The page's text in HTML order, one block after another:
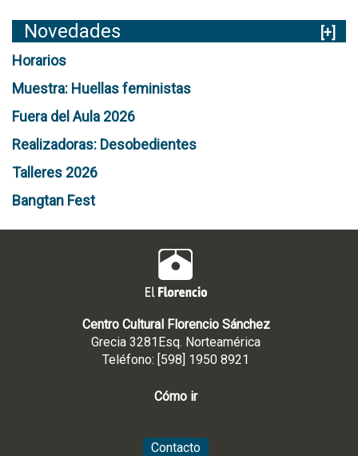
Novedades
[+]
Horarios
Muestra: Huellas feministas
Fuera del Aula 2026
Realizadoras: Desobedientes
Talleres 2026
Bangtan Fest
Centro Cultural Florencio Sánchez
Grecia 3281Esq. Norteamérica
Teléfono: [598] 1950 8921
Cómo ir
Contacto